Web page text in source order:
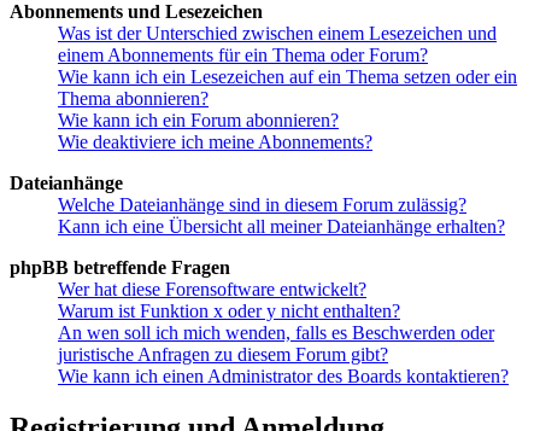
Abonnements und Lesezeichen
Was ist der Unterschied zwischen einem Lesezeichen und
einem Abonnements für ein Thema oder Forum?
Wie kann ich ein Lesezeichen auf ein Thema setzen oder ein
Thema abonnieren?
Wie kann ich ein Forum abonnieren?
Wie deaktiviere ich meine Abonnements?
Dateianhänge
Welche Dateianhänge sind in diesem Forum zulässig?
Kann ich eine Übersicht all meiner Dateianhänge erhalten?
phpBB betreffende Fragen
Wer hat diese Forensoftware entwickelt?
Warum ist Funktion x oder y nicht enthalten?
An wen soll ich mich wenden, falls es Beschwerden oder
juristische Anfragen zu diesem Forum gibt?
Wie kann ich einen Administrator des Boards kontaktieren?